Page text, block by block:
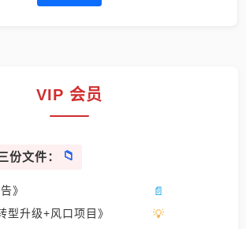
VIP 会员
份文件：
》
型升级+风口项目》